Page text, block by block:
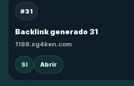
#31
Backlink generado 31
1188.xg4ken.com
SI Abrir